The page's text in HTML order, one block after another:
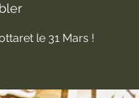
le 31 Mars !